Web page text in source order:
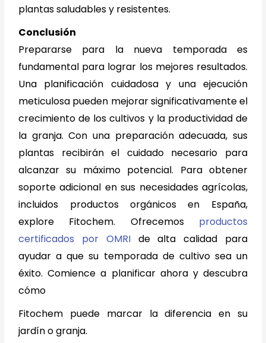
plantas saludables y resistentes.
Conclusión
Prepararse para la nueva temporada es
fundamental para lograr los mejores resultados.
Una planificación cuidadosa y una ejecución
meticulosa pueden mejorar significativamente el
crecimiento de los cultivos y la productividad de
la granja. Con una preparación adecuada, sus
plantas recibirán el cuidado necesario para
alcanzar su máximo potencial. Para obtener
soporte adicional en sus necesidades agrícolas,
incluidos productos orgánicos en España,
explore Fitochem. Ofrecemos productos
certificados por OMRIde alta calidad para
ayudar a que su temporada de cultivo sea un
éxito. Comience a planificar ahora y descubra
cómo
Fitochem puede marcar la diferencia en su
jardín o granja.